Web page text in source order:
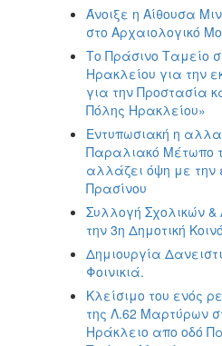
Άνοιξε η Αίθουσα
στο Αρχαιολογικό
Το Πράσινο Ταμείο
Ηρακλείου για την
για την Προστασία
Πόλης Ηρακλείου»
Εντυπωσιακή η
Παραλιακό Μέτωπο
αλλάζει όψη με την
Πρασίνου
Συλλογή Σχολικών &
την 3η Δημοτική
Δημιουργία
Φοινικιά.
Κλείσιμο του ενός
της Λ.62 Μαρτύρων
Ηράκλειο απο οδό